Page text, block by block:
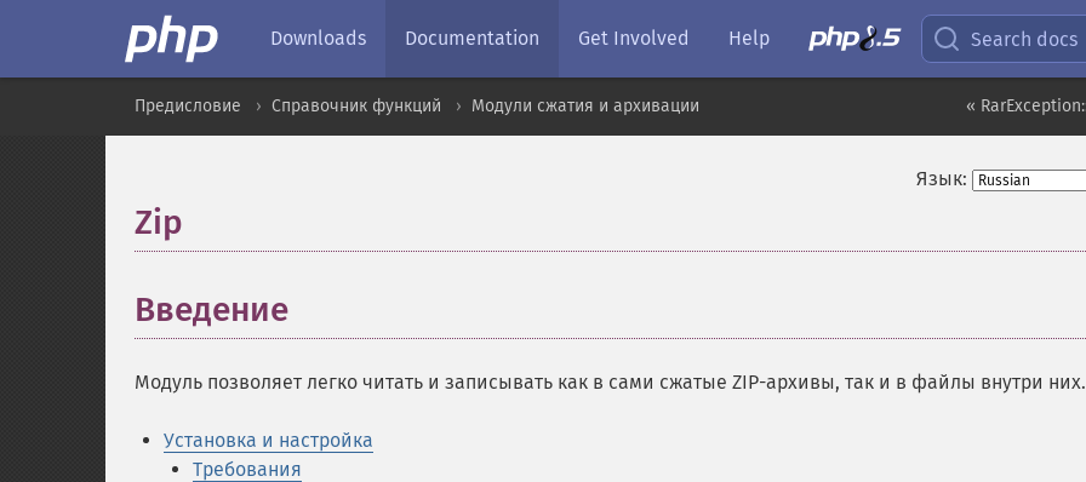
Downloads Documentation Get Involved Help Search docs
«
Предисловие Справочник функций Модули сжатия и архивации
Язык:
Zip
Введение
Модуль позволяет легко читать и записывать как в сами сжатые ZIP-архивы, так и в файлы внутри них.
Установка и настройка
Требования